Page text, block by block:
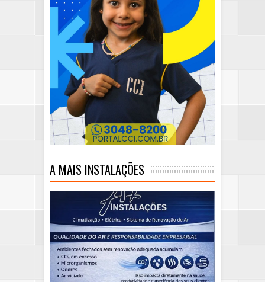
A MAIS INSTALAÇÕES